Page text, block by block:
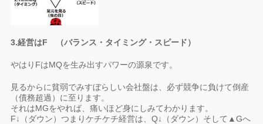
3.経営はF （バランス・タイミング・スピード）
やはりFはMQを生み出すパワーの源泉です。
見るからに貧弱でみすぼらしい会社盤は、必ず競争に負けて倒産
（債務超過）に至ります。
それはMGをやれば、痛いほど身にしみてわかります。
F↓（ダウン）つまりケチケチ経営は、Q↓（ダウン）そして▲Gへ